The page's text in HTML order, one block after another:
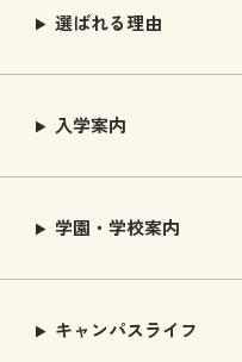
選ばれる理由
入学案内
学園・学校案内
キャンパスライフ